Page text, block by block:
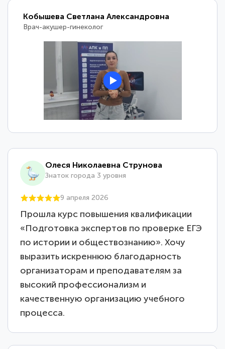
Кобышева Светлана Александровна
Врач-акушер-гинеколог
Олеся Николаевна Струнова
Знаток города 3 уровня
9 апреля 2026
Прошла курс повышения квалификации
«Подготовка экспертов по проверке ЕГЭ
по истории и обществознанию». Хочу
выразить искреннюю благодарность
организаторам и преподавателям за
высокий профессионализм и
качественную организацию учебного
процесса.